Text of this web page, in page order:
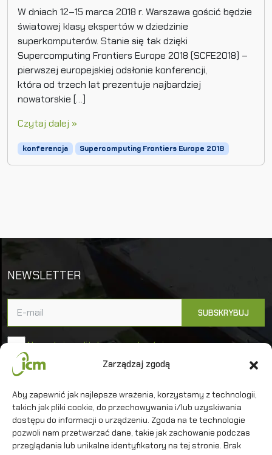
Zarządzaj zgodą
Aby zapewnić jak najlepsze wrażenia, korzystamy z technologii,
takich jak pliki cookie, do przechowywania i/lub uzyskiwania
dostępu do informacji o urządzeniu. Zgoda na te technologie
pozwoli nam przetwarzać dane, takie jak zachowanie podczas
przeglądania lub unikalne identyfikatory na tej stronie. Brak
W dniach 12–15 marca 2018 r. Warszawa gościć będzie
światowej klasy ekspertów w dziedzinie
superkomputerów. Stanie się tak dzięki
Supercomputing Frontiers Europe 2018 (SCFE2018) –
pierwszej europejskiej odsłonie konferencji,
która od trzech lat prezentuje najbardziej
nowatorskie […]
Czytaj dalej »
konferencja Supercomputing Frontiers Europe 2018
NEWSLETTER
Akceptuję politykę prywatności
Uniwersytet Warszawski
Interdyscyplinarne Centrum Modelowania
Matematycznego i Komputerowego